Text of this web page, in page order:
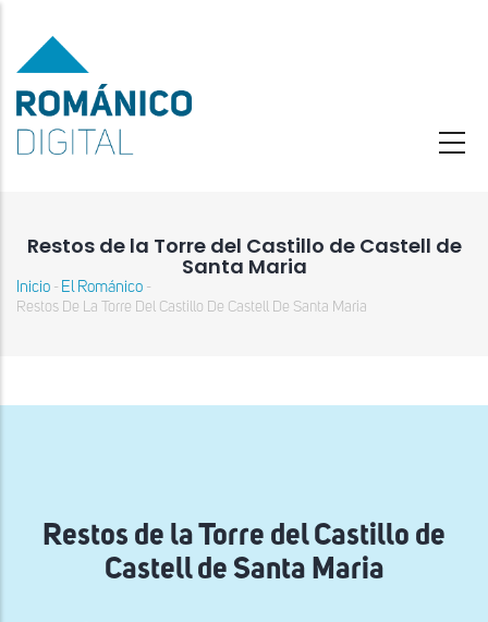
contenido
principal
Restos de la Torre del Castillo de Castell de
Santa Maria
Sobrescribir
ayuda
Inicio - El Románico -
Restos De La Torre Del Castillo De Castell De Santa Maria
Restos de la Torre del Castillo de
Castell de Santa Maria